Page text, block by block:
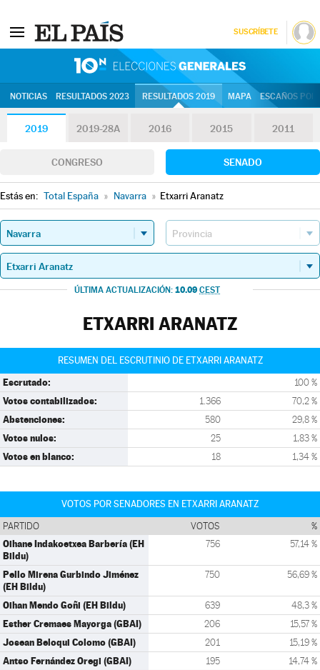
SUSCRÍBETE
NOTICIAS RESULTADOS 2023 RESULTADOS 2019 MAPA ESCAÑOS
2019 2019-28A 2016 2015 2011
CONGRESO SENADO
Estás en: Total España » Navarra » Etxarri Aranatz
ÚLTIMA ACTUALIZACIÓN: 10.09 CEST
ETXARRI ARANATZ
RESUMEN DEL ESCRUTINIO DE ETXARRI ARANATZ
Escrutado: 100 %
Votos contabilizados: 1.366 70,2 %
Abstenciones: 580 29,8 %
Votos nulos: 25 1,83 %
Votos en blanco: 18 1,34 %
VOTOS POR SENADORES EN ETXARRI ARANATZ
PARTIDO VOTOS %
Oihane Indakoetxea Barbería (EH
Bildu)
756 57,14 %
Pello Mirena Gurbindo Jiménez
(EH Bildu)
750 56,69 %
Oihan Mendo Goñi (EH Bildu) 639 48,3 %
Esther Cremaes Mayorga (GBAI) 206 15,57 %
Josean Beloqui Colomo (GBAI) 201 15,19 %
Antso Fernández Oregi (GBAI) 195 14,74 %